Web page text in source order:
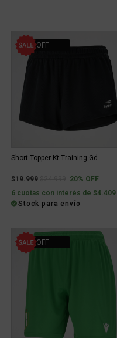
20% OFF
Short Topper Kt Training Gd
$19.999 Price reduced from
to20% OFF
6 cuotas con interés de $4.409
Stock para envío
41% OFF